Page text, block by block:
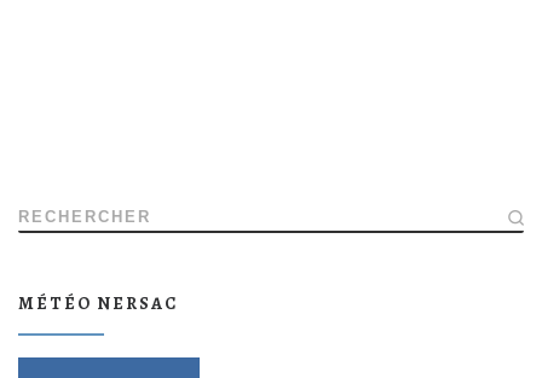
RECHERCHER
MÉTÉO NERSAC